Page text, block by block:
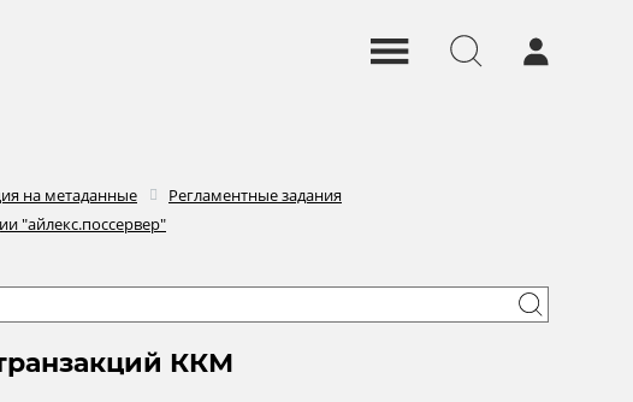
на метаданные
Регламентные задания
"айлекс.поссервер"
ККМ